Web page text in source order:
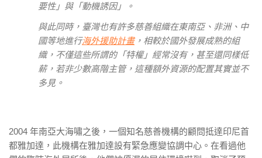
要性」與「動機誘因」。
與此同時，臺灣也有許多慈善組織在東南亞、非洲、中
國等地進行海外援助計畫，相較於國外發展成熟的組
織，不僅這些所謂的「特權」經常沒有，甚至還同樣低
薪，若非少數高階主管，這種額外資源的配置其實並不
多見。
2004 年南亞大海嘯之後，一個知名慈善機構的顧問抵達印尼首
都雅加達，此機構在雅加達設有緊急應變協調中心。在看過他